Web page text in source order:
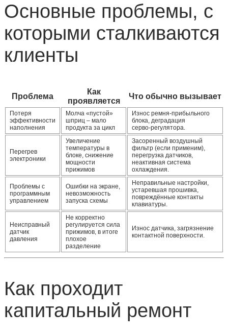
Основные проблемы, с
которыми сталкиваются
клиенты
Проблема
Как
проявляется
Что обычно вызывает
Потеря
эффективности
наполнения
Молча «пустой»
шприц – мало
продукта за цикл
Износ ремня‑прибыльного
блока, деградация
серво‑регулятора.
Перегрев
электроники
Увеличение
температуры в
блоке, снижение
мощности
прижимов
Засоренный воздушный
фильтр (если применим),
перегрузка датчиков,
неактивная система
охлаждения.
Проблемы с
программным
управлением
Ошибки на экране,
невозможность
запуска схемы
Неправильные настройки,
устаревшая прошивка,
повреждённые контакты
клавиатуры.
Неисправный
датчик
давления
Не корректно
регулируется сила
прижимов, в итоге
плохое
разделение
Износ датчика, загрязнение
контактной поверхности.
Как проходит
капитальный ремонт